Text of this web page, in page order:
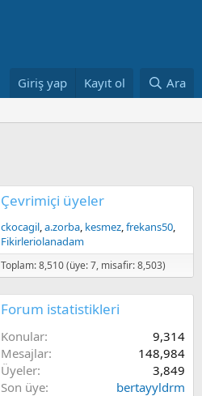
Giriş yap Kayıt ol Ara
Çevrimiçi üyeler
ckocagil a.zorba kesmez frekans50
Fikirleriolanadam
Toplam: 8,510 (üye: 7, misafir: 8,503)
Forum istatistikleri
Konular
9,314
Mesajlar
148,984
Üyeler
3,849
Son üye
bertayyldrm